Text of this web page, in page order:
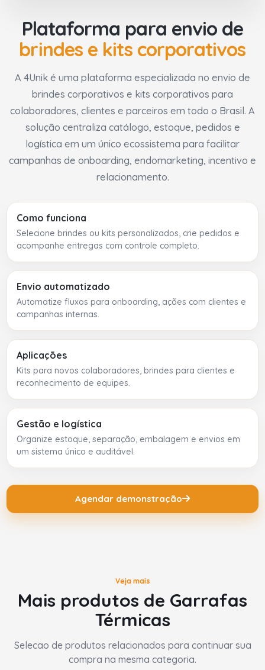
Plataforma para envio de
brindes e kits corporativos
A 4Unik é uma plataforma especializada no envio de
brindes corporativos e kits corporativos para
colaboradores, clientes e parceiros em todo o Brasil. A
solução centraliza catálogo, estoque, pedidos e
logística em um único ecossistema para facilitar
campanhas de onboarding, endomarketing, incentivo e
relacionamento.
Como funciona
Selecione brindes ou kits personalizados, crie pedidos e
acompanhe entregas com controle completo.
Envio automatizado
Automatize fluxos para onboarding, ações com clientes e
campanhas internas.
Aplicações
Kits para novos colaboradores, brindes para clientes e
reconhecimento de equipes.
Gestão e logística
Organize estoque, separação, embalagem e envios em
um sistema único e auditável.
Agendar demonstração
Veja mais
Mais produtos de Garrafas
Térmicas
Selecao de produtos relacionados para continuar sua
compra na mesma categoria.